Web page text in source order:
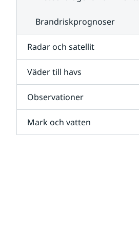
Brandriskprognoser
Radar och satellit
Väder till havs
Observationer
Mark och vatten